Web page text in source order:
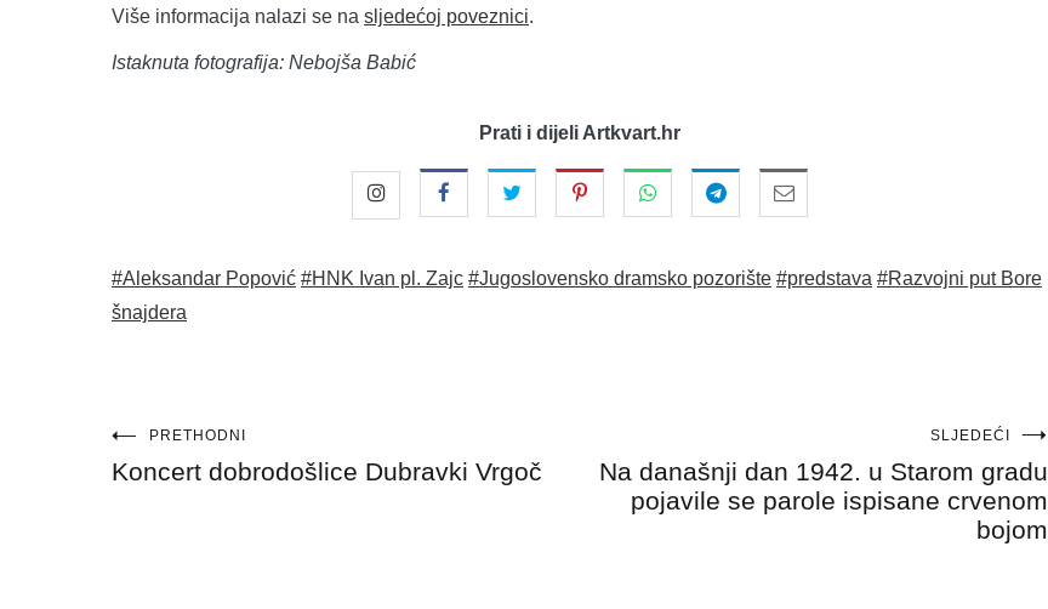
Više informacija nalazi se na sljedećoj poveznici.
Istaknuta fotografija: Nebojša Babić
Prati i dijeli Artkvart.hr
#Aleksandar Popović #HNK Ivan pl. Zajc #Jugoslovensko dramsko pozorište #predstava #Razvojni put Bore
šnajdera
Navigacija
objava
PRETHODNI
Koncert dobrodošlice Dubravki Vrgoč
SLJEDEĆI
Na današnji dan 1942. u Starom gradu
pojavile se parole ispisane crvenom
bojom